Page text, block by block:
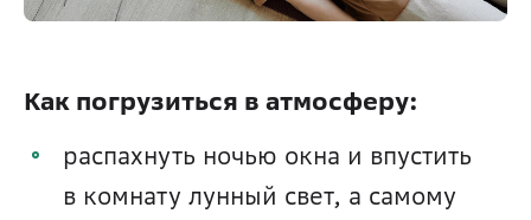
Как погрузиться в атмосферу:
распахнуть ночью окна и впустить
в комнату лунный свет, а самому